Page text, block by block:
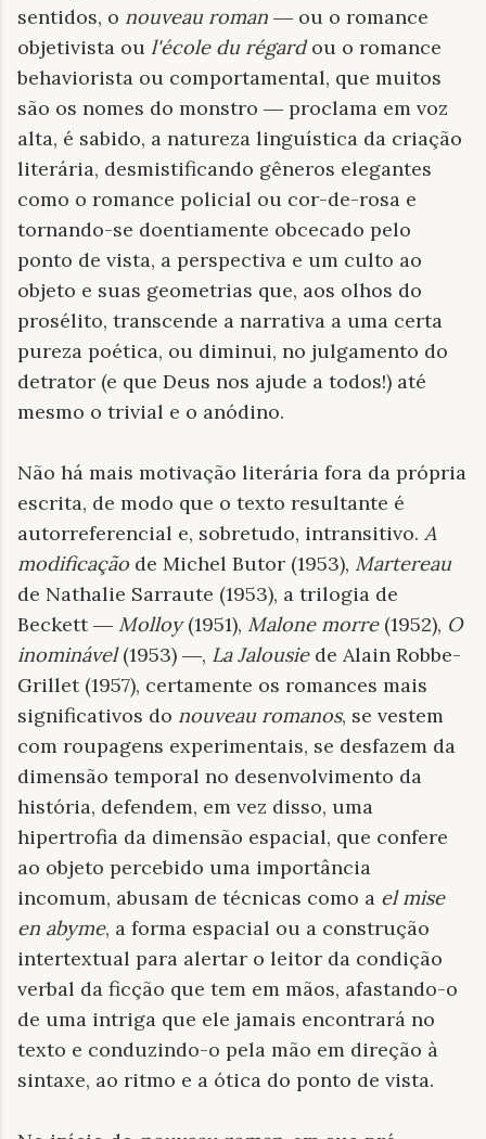
sentidos, o nouveau roman ― ou o romance
objetivista ou l'école du régardou o romance
behaviorista ou comportamental, que muitos
são os nomes do monstro ― proclama em voz
alta, é sabido, a natureza linguística da criação
literária, desmistificando gêneros elegantes
como o romance policial ou cor-de-rosa e
tornando-se doentiamente obcecado pelo
ponto de vista, a perspectiva e um culto ao
objeto e suas geometrias que, aos olhos do
prosélito, transcende a narrativa a uma certa
pureza poética, ou diminui, no julgamento do
detrator (e que Deus nos ajude a todos!) até
mesmo o trivial e o anódino.
Não há mais motivação literária fora da própria
escrita, de modo que o texto resultante é
autorreferencial e, sobretudo, intransitivo. A
modificação de Michel Butor (1953), Martereau
de Nathalie Sarraute (1953), a trilogia de
Beckett ― Molloy(1951), Malone morre(1952), O
inominável(1953) ―, La Jalousiede Alain Robbe-
Grillet (1957), certamente os romances mais
significativos do nouveau romanos, se vestem
com roupagens experimentais, se desfazem da
dimensão temporal no desenvolvimento da
história, defendem, em vez disso, uma
hipertrofia da dimensão espacial, que confere
ao objeto percebido uma importância
incomum, abusam de técnicas como a el mise
en abyme, a forma espacial ou a construção
intertextual para alertar o leitor da condição
verbal da ficção que tem em mãos, afastando-o
de uma intriga que ele jamais encontrará no
texto e conduzindo-o pela mão em direção à
sintaxe, ao ritmo e a ótica do ponto de vista.